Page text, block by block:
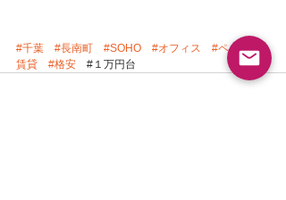
#千葉 #長南町 #SOHO #オフィス
#ペット可
賃貸
#格安 #１万円台